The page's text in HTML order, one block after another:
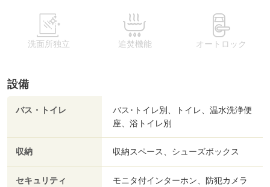
洗面所独立 追焚機能 オートロック
設備
バス・トイレ
バス･トイレ別、トイレ、温水洗浄便
座、浴トイレ別
収納 収納スペース、シューズボックス
セキュリティ モニタ付インターホン、防犯カメラ